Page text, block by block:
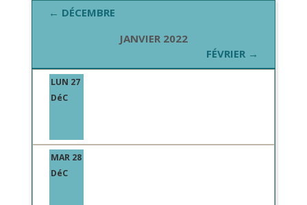
← DÉCEMBRE
JANVIER 2022
FÉVRIER →
LUN 27
DéC
MAR 28
DéC